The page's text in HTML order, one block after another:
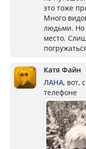
это тоже
Много
людьми. Но
место.
Катя Файн
ЛАНА, вот,
телефоне